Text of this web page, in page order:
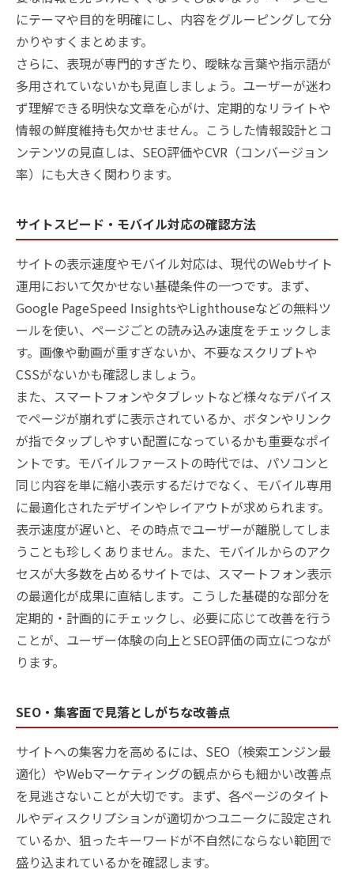
にテーマや目的を明確にし、内容をグルーピングして分
かりやすくまとめます。
さらに、表現が専門的すぎたり、曖昧な言葉や指示語が
多用されていないかも見直しましょう。ユーザーが迷わ
ず理解できる明快な文章を心がけ、定期的なリライトや
情報の鮮度維持も欠かせません。こうした情報設計とコ
ンテンツの見直しは、SEO評価やCVR（コンバージョン
率）にも大きく関わります。
サイトスピード・モバイル対応の確認方法
サイトの表示速度やモバイル対応は、現代のWebサイト
運用において欠かせない基礎条件の一つです。まず、
Google PageSpeed InsightsやLighthouseなどの無料ツ
ールを使い、ページごとの読み込み速度をチェックしま
す。画像や動画が重すぎないか、不要なスクリプトや
CSSがないかも確認しましょう。
また、スマートフォンやタブレットなど様々なデバイス
でページが崩れずに表示されているか、ボタンやリンク
が指でタップしやすい配置になっているかも重要なポイ
ントです。モバイルファーストの時代では、パソコンと
同じ内容を単に縮小表示するだけでなく、モバイル専用
に最適化されたデザインやレイアウトが求められます。
表示速度が遅いと、その時点でユーザーが離脱してしま
うことも珍しくありません。また、モバイルからのアク
セスが大多数を占めるサイトでは、スマートフォン表示
の最適化が成果に直結します。こうした基礎的な部分を
定期的・計画的にチェックし、必要に応じて改善を行う
ことが、ユーザー体験の向上とSEO評価の両立につなが
ります。
SEO・集客面で見落としがちな改善点
サイトへの集客力を高めるには、SEO（検索エンジン最
適化）やWebマーケティングの観点からも細かい改善点
を見逃さないことが大切です。まず、各ページのタイト
ルやディスクリプションが適切かつユニークに設定され
ているか、狙ったキーワードが不自然にならない範囲で
盛り込まれているかを確認します。